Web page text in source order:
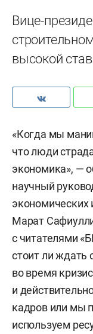
Вице-
высокой
«Когда мы
что люди
экономика», —
научный
экономических
Марат
с читателями
стоит ли ждать
во время
и
кадров или мы
используем